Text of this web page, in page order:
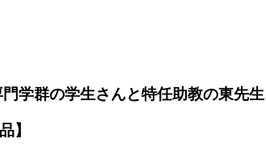
門学群の学生さんと特任助教の東先
】